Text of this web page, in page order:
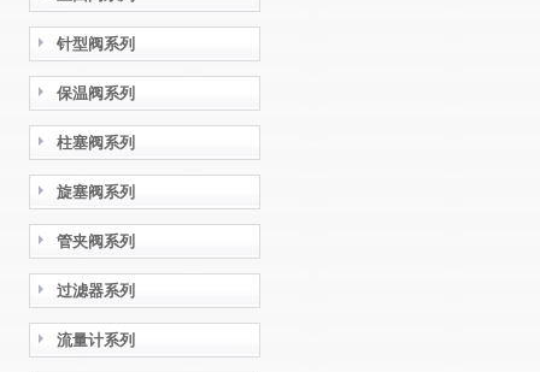
针型阀系列
保温阀系列
柱塞阀系列
旋塞阀系列
管夹阀系列
过滤器系列
流量计系列